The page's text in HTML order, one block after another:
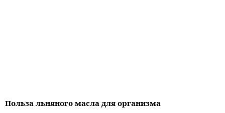
Польза льняного масла для организма